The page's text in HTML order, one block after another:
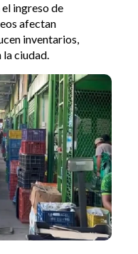
ingreso de
afectan
inventarios,
la ciudad.